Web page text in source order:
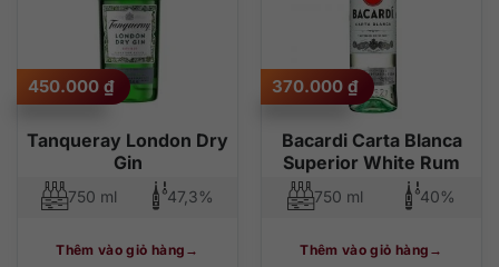
Tanqueray London Dry
Gin
450.000 ₫
750 ml 47,3%
Thêm vào giỏ hàng
Bacardi Carta Blanca
Superior White Rum
370.000 ₫
750 ml 40%
Thêm vào giỏ hàng